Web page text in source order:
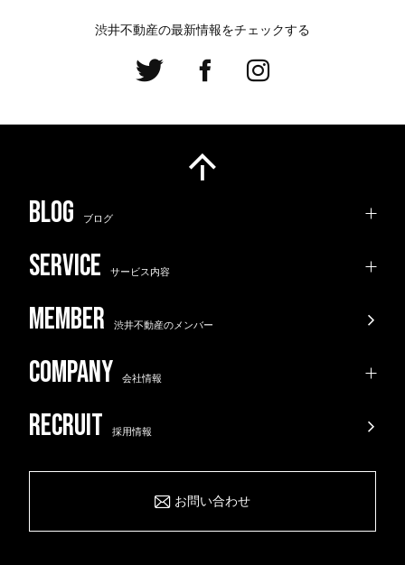
渋井不動産の最新情報をチェックする
ブログ
サービス内容
渋井不動産のメンバー
会社情報
採用情報
お問い合わせ